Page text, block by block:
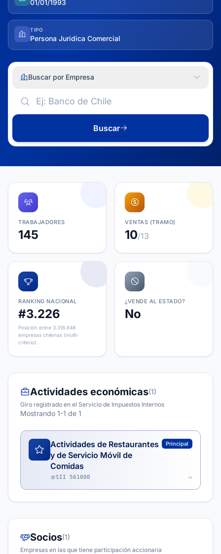
01/01/1993
TIPO
Persona Juridica Comercial
Buscar por Empresa
Buscar
TRABAJADORES
145
VENTAS (TRAMO)
10/13
RANKING NACIONAL
#3.226
Posición entre 3.316.848
empresas chilenas (multi-
criterio).
¿VENDE AL ESTADO?
No
Actividades económicas(1)
Giro registrado en el Servicio de Impuestos Internos
Mostrando 1-1 de 1
Actividades de Restaurantes
y de Servicio Móvil de
Comidas
Principal
SII 561000
Socios(1)
Empresas en las que tiene participación accionaria